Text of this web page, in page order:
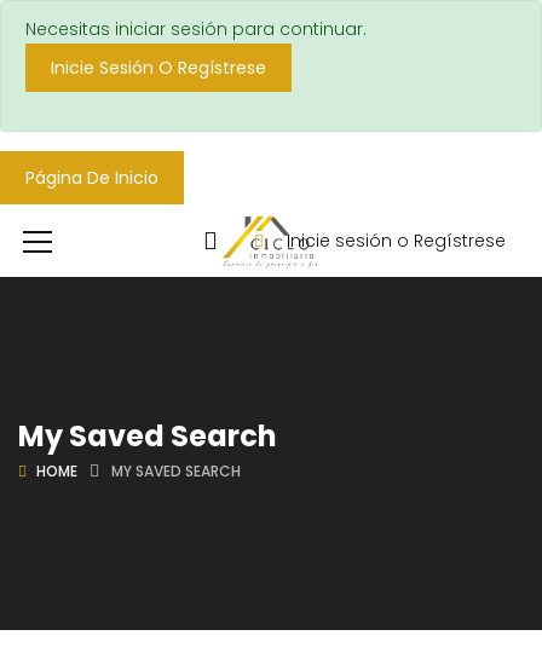
Necesitas iniciar sesión para continuar.
Inicie Sesión O Regístrese
Página De Inicio
Inicie sesión o Regístrese
My Saved Search
HOME MY SAVED SEARCH